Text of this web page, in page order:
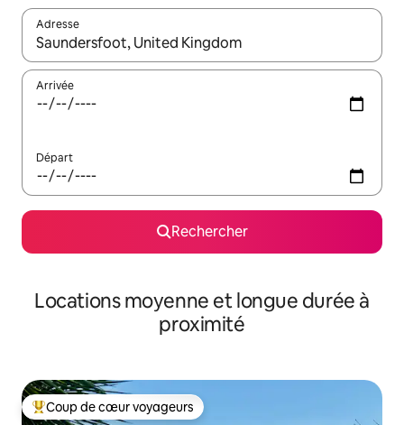
Adresse
Lorsque les résultats s'affichent, utilisez les flèches vers le
Arrivée
Départ
Rechercher
Locations moyenne et longue durée à
proximité
Coups de cœur voyageurs les plus appréciés
Coup de cœur voyageurs